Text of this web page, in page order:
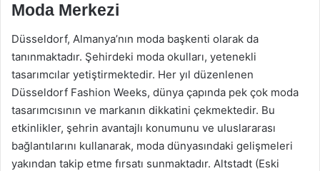
Moda Merkezi
Düsseldorf, Almanya’nın moda başkenti olarak da
tanınmaktadır. Şehirdeki moda okulları, yetenekli
tasarımcılar yetiştirmektedir. Her yıl düzenlenen
Düsseldorf Fashion Weeks, dünya çapında pek çok moda
tasarımcısının ve markanın dikkatini çekmektedir. Bu
etkinlikler, şehrin avantajlı konumunu ve uluslararası
bağlantılarını kullanarak, moda dünyasındaki gelişmeleri
yakından takip etme fırsatı sunmaktadır. Altstadt (Eski